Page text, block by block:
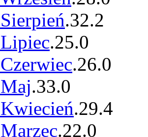
.32.2
.25.0
.26.0
.33.0
.29.4
.22.0